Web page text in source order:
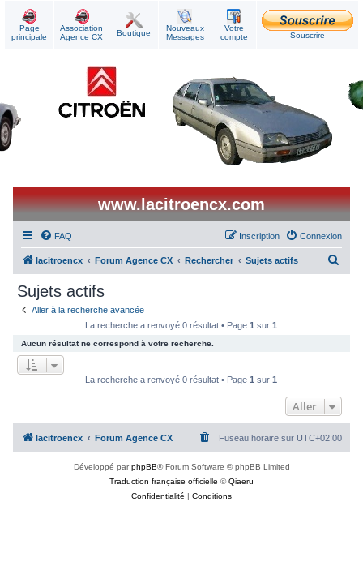
Page
principale
Association
Agence CX
Boutique
Nouveaux
Messages
Votre
compte
Souscrire
www.lacitroencx.com
FAQ Connexion
Inscription
lacitroencx Forum Agence CX Rechercher Sujets actifs
h
e
r
Sujets actifs
Aller à la recherche avancée
La recherche a renvoyé 0 résultat • Page1 sur1
Aucun résultat ne correspond à votre recherche.
La recherche a renvoyé 0 résultat • Page1 sur1
Aller
lacitroencx Forum Agence CX Fuseau horaire sur UTC+02:00
Développé parphpBB® Forum Software © phpBB Limited
Traduction française officielle ©Qiaeru
Confidentialité | Conditions